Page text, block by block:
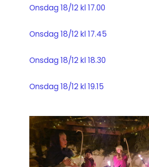
Onsdag 18/12 kl 17.00
Onsdag 18/12 kl 17.45
Onsdag 18/12 kl 18.30
Onsdag 18/12 kl 19.15